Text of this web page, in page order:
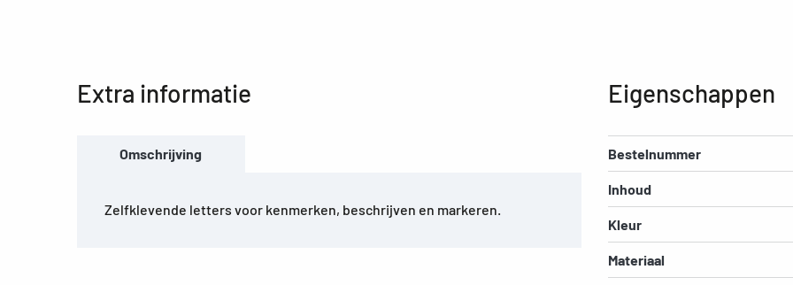
Extra informatie
Omschrijving
Zelfklevende letters voor kenmerken, beschrijven en markeren.
Eigenschappen
Bestelnummer
Inhoud
Kleur
Materiaal